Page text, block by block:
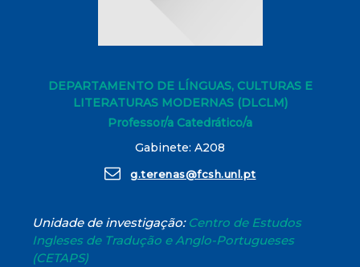
DEPARTAMENTO DE LÍNGUAS, CULTURAS E
LITERATURAS MODERNAS (DLCLM)
Professor/a Catedrático/a
Gabinete: A208
g.terenas@fcsh.unl.pt
Unidade de investigação: Centro de Estudos
Ingleses de Tradução e Anglo-Portugueses
(CETAPS)